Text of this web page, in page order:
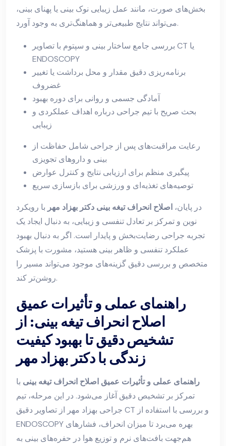
بخش‌های صورت، مانند عمل زیبایی نوک بینی یا پهنای بینی،
می‌تواند نتایج طبیعی‌تر و هماهنگ‌تری به وجود آورد.
بررسی جامع ساختار بینی و سپتوم با تصاویر CT یا
ENDOSCOPY
برنامه‌ریزی دقیق مقدار و محل برداشت یا تغییر
غضروف
آمادگی جسمی و روانی برای دوره بهبود
بحث صریح با تیم جراحی درباره اهداف عملکردی و
زیبایی
رعایت مراقبت‌های پس از جراحی شامل حفاظت از
بینی و داروهای تجویزی
پیگیری منظم برای ارزیابی نتایج و کنترل عوارض
توصیه‌های تغذیه‌ای و ورزشی برای بازسازی سریع
در پایان، اصلاح انحراف تیغه بینی دکتر بهزاد مهر با رویکرد
نوین و تمرکز بر تعادل تنفسی و زیبایی، به دنبال ایجاد یک
تجربه جراحی رضایت‌بخش و پایدار است. اگر به دنبال بهبود
عملکرد تنفسی و ظاهر بینی هستید، مشورت با پزشک
متخصص و بررسی دقیق گزینه‌های موجود می‌تواند مسیر را
روشن‌تر کند.
راهنمای عملی و تأثیرات عمیق
اصلاح انحراف تیغه بینی: از
تشخیص دقیق تا بهبود کیفیت
زندگی با دکتر بهزاد مهر
راهنمای عملی و تأثیرات عمیق اصلاح انحراف تیغه بینی با
تمرکز بر تشخیص دقیق آغاز می‌شود. در این مرحله، تیم
جراحی بهزاد مهر از تصاویر دقیق CT و بررسی با استفاده از
ENDOSCOPY بهره می‌برد تا میزان انحراف، فشارهای
هم‌جهت بافت‌های نرم و توزیع هوا در حفره‌های بینی به